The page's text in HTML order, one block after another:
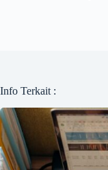
Info Terkait :